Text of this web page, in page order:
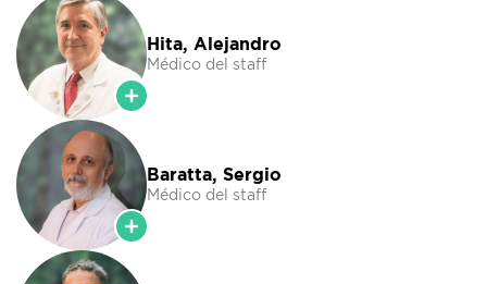
Hita, Alejandro
Médico del staff
Baratta, Sergio
Médico del staff